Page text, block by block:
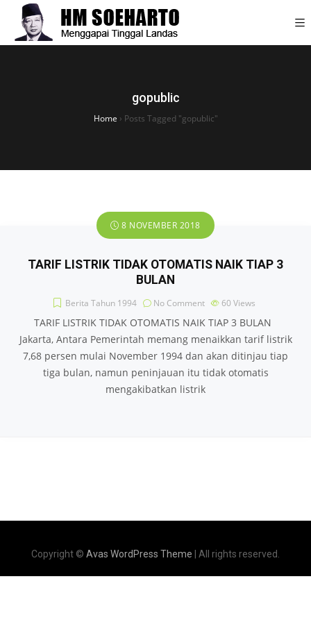
gopublic
Home › Posts Tagged "gopublic"
8 NOVEMBER 2018
TARIF LISTRIK TIDAK OTOMATIS NAIK TIAP 3
BULAN
Berita Tahun 1994 No Comment 60 Views
TARIF LISTRIK TIDAK OTOMATIS NAIK TIAP 3 BULAN
Jakarta, Antara Pemerintah memang menaikkan tarif listrik
7,68 persen mulai November 1994 dan akan ditinjau tiap
tiga bulan, namun peninjauan itu tidak otomatis
mengakibatkan listrik
Copyright © Avas WordPress Theme | All rights reserved.